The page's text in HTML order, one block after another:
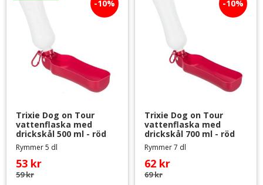
Trixie Dog on Tour
vattenflaska med
drickskål 500 ml - röd
Rymmer 5 dl
53 kr
59kr
10%
Trixie Dog on Tour
vattenflaska med
drickskål 700 ml - röd
Rymmer 7 dl
62 kr
69kr
10%